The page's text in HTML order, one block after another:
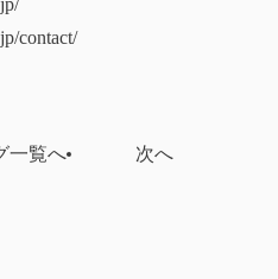
contact/
一覧へ 次へ